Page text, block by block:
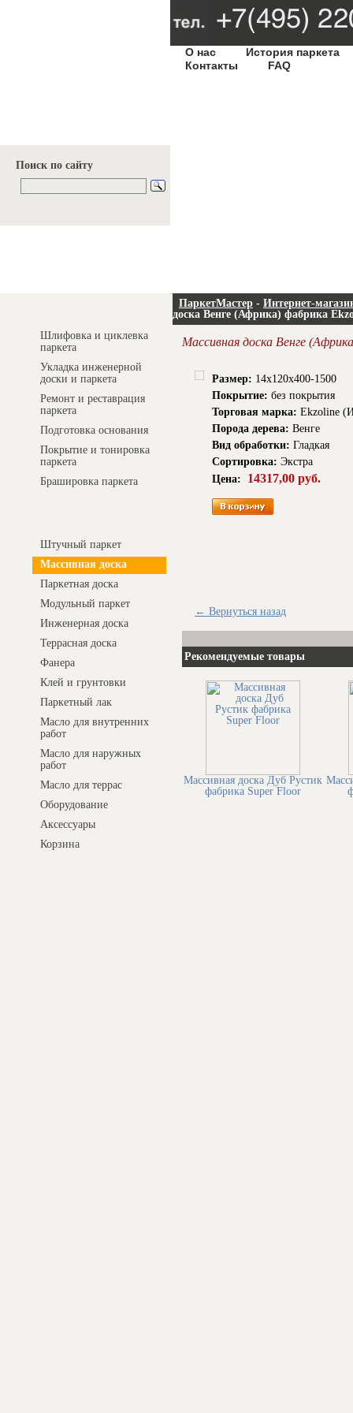
Поиск по сайту
О нас
История паркета
Контакты
FAQ
Шлифовка и циклевка
паркета
Укладка инженерной
доски и паркета
Ремонт и реставрация
паркета
Подготовка основания
Покрытие и тонировка
паркета
Брашировка паркета
Штучный паркет
Массивная доска
Паркетная доска
Модульный паркет
Инженерная доска
Террасная доска
Фанера
Клей и грунтовки
Паркетный лак
Масло для внутренних
работ
Масло для наружных
работ
Масло для террас
Оборудование
Аксессуары
Корзина
ПаркетМастер - Интернет-
доска Венге (Африка) фабрика
Массивная доска Венге
Размер: 14x120x400-1500
Покрытие: без покрытия
Торговая марка: Ekzoline
Порода дерева: Венге
Вид обработки: Гладкая
Сортировка: Экстра
Цена:
14317,00 руб.
← Вернуться назад
Рекомендуемые товары
Массивная доска Дуб Рустик
фабрика Super Floor